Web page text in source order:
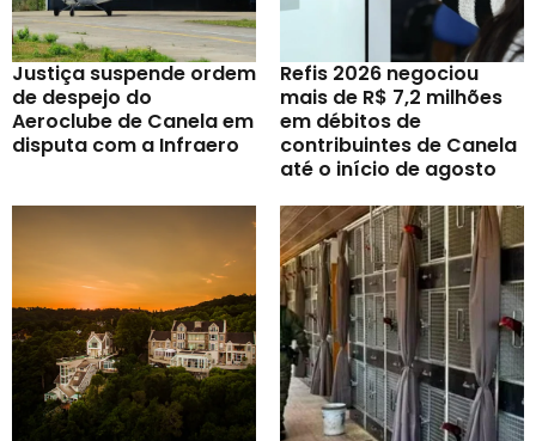
Justiça suspende ordem
de despejo do
Aeroclube de Canela em
disputa com a Infraero
Refis 2026 negociou
mais de R$ 7,2 milhões
em débitos de
contribuintes de Canela
até o início de agosto